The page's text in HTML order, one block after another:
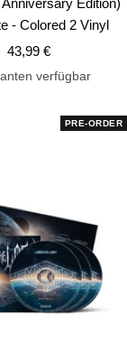
Edition)
- Colored 2 Vinyl
Angebotspreis
43,99 €
verfügbar
PRE-ORDER